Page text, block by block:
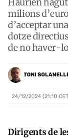
milions
d’acceptar
dotze
de no haver-
TONI
24/12/2024 (21:10
Dirigents de